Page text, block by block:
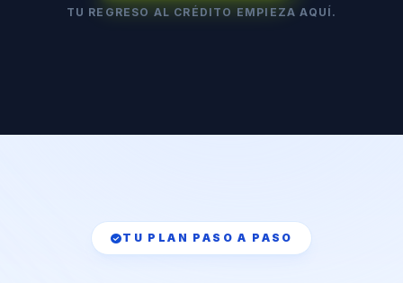
TU REGRESO AL CRÉDITO EMPIEZA AQUÍ.
check_circleTU PLAN PASO A PASO